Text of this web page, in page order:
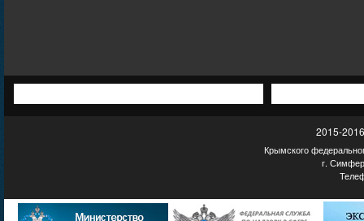
2015-
Крымского
г.